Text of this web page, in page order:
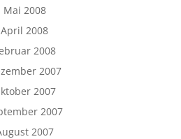
Mai 2008
April 2008
2008
2007
2007
2007
2007